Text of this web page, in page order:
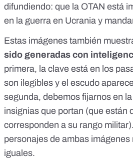
difundiendo: que la OTAN está
en la guerra en Ucrania y
Estas imágenes también
sido generadas con
primera, la clave está en los
son ilegibles y el escudo
segunda, debemos fijarnos en
insignias que portan (que están
corresponden a su rango
personajes de ambas imágenes
iguales.